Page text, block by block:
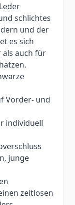
schlichtes
und der
es sich
auch für
Vorder- und
individuell
junge
zeitlosen